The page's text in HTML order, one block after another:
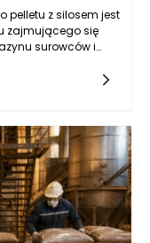
pelletu z silosem jest
zajmującego się
surowców i
tym jego pojemność
na jakość
będzie
dostarczania
współdziałaniu są
transportować
minimalizując
odpowiedni